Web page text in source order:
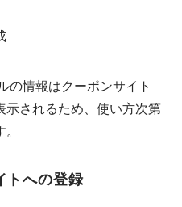
の情報はクーポンサイト
示されるため、使い方次第
トへの登録